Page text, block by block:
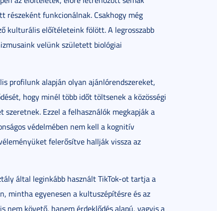
részeként funkcionálnak. Csakhogy még
kulturális előítéleteink fölött. A legrosszabb
velünk született biológiai
profilunk alapján olyan ajánlórendszereket,
hogy minél több időt töltsenek a közösségi
Ezzel a felhasználók megkapják a
védelmében nem kell a kognitív
felerősítve hallják vissza az
által leginkább használt TikTok-ot tartja a
mintha egyenesen a kultuszépítésre és az
nem követő, hanem érdeklődés alapú, vagyis a